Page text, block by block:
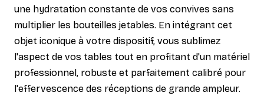
une hydratation constante de vos convives sans
multiplier les bouteilles jetables. En intégrant cet
objet iconique à votre dispositif, vous sublimez
l'aspect de vos tables tout en profitant d'un matériel
professionnel, robuste et parfaitement calibré pour
l'effervescence des réceptions de grande ampleur.